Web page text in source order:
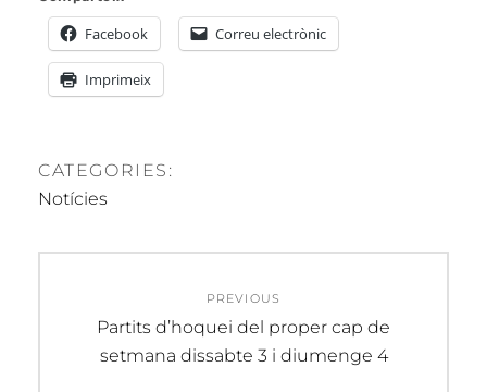
Facebook Correu electrònic
Imprimeix
CATEGORIES:
Notícies
d'entrades
PREVIOUS
Previous
post:
Partits d’hoquei del proper cap de
setmana dissabte 3 i diumenge 4